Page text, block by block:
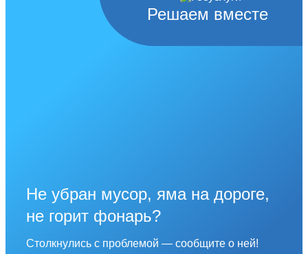
Решаем вместе
Не убран мусор, яма на дороге,
не горит фонарь?
Столкнулись с проблемой — сообщите о ней!